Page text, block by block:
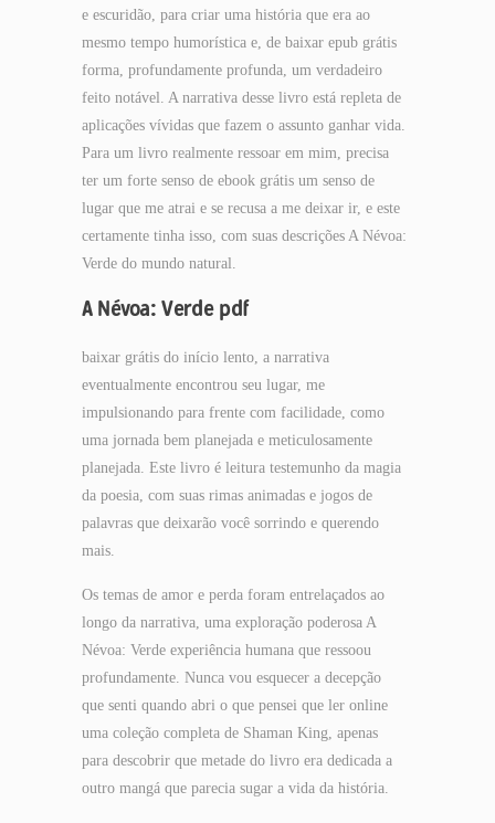
e escuridão, para criar uma história que era ao
mesmo tempo humorística e, de baixar epub grátis
forma, profundamente profunda, um verdadeiro
feito notável. A narrativa desse livro está repleta de
aplicações vívidas que fazem o assunto ganhar vida.
Para um livro realmente ressoar em mim, precisa
ter um forte senso de ebook grátis um senso de
lugar que me atrai e se recusa a me deixar ir, e este
certamente tinha isso, com suas descrições A Névoa:
Verde do mundo natural.
A Névoa: Verde pdf
baixar grátis do início lento, a narrativa
eventualmente encontrou seu lugar, me
impulsionando para frente com facilidade, como
uma jornada bem planejada e meticulosamente
planejada. Este livro é leitura testemunho da magia
da poesia, com suas rimas animadas e jogos de
palavras que deixarão você sorrindo e querendo
mais.
Os temas de amor e perda foram entrelaçados ao
longo da narrativa, uma exploração poderosa A
Névoa: Verde experiência humana que ressoou
profundamente. Nunca vou esquecer a decepção
que senti quando abri o que pensei que ler online
uma coleção completa de Shaman King, apenas
para descobrir que metade do livro era dedicada a
outro mangá que parecia sugar a vida da história.